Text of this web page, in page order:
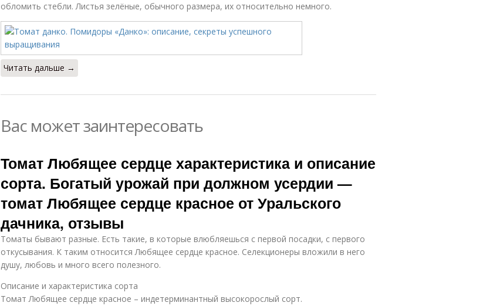
обломить стебли. Листья зелёные, обычного размера, их относительно немного.
Читать дальше →
Вас может заинтересовать
Томат Любящее сердце характеристика и описание
сорта. Богатый урожай при должном усердии —
томат Любящее сердце красное от Уральского
дачника, отзывы
Томаты бывают разные. Есть такие, в которые влюбляешься с первой посадки, с первого
откусывания. К таким относится Любящее сердце красное. Селекционеры вложили в него
душу, любовь и много всего полезного.
Описание и характеристика сорта
Томат Любящее сердце красное – индетерминантный высокорослый сорт.